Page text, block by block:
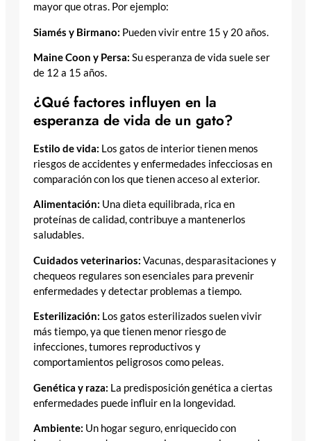
mayor que otras. Por ejemplo:
Siamés y Birmano: Pueden vivir entre 15 y 20 años.
Maine Coon y Persa: Su esperanza de vida suele ser
de 12 a 15 años.
¿Qué factores influyen en la
esperanza de vida de un gato?
Estilo de vida: Los gatos de interior tienen menos
riesgos de accidentes y enfermedades infecciosas en
comparación con los que tienen acceso al exterior.
Alimentación: Una dieta equilibrada, rica en
proteínas de calidad, contribuye a mantenerlos
saludables.
Cuidados veterinarios: Vacunas, desparasitaciones y
chequeos regulares son esenciales para prevenir
enfermedades y detectar problemas a tiempo.
Esterilización: Los gatos esterilizados suelen vivir
más tiempo, ya que tienen menor riesgo de
infecciones, tumores reproductivos y
comportamientos peligrosos como peleas.
Genética y raza: La predisposición genética a ciertas
enfermedades puede influir en la longevidad.
Ambiente: Un hogar seguro, enriquecido con